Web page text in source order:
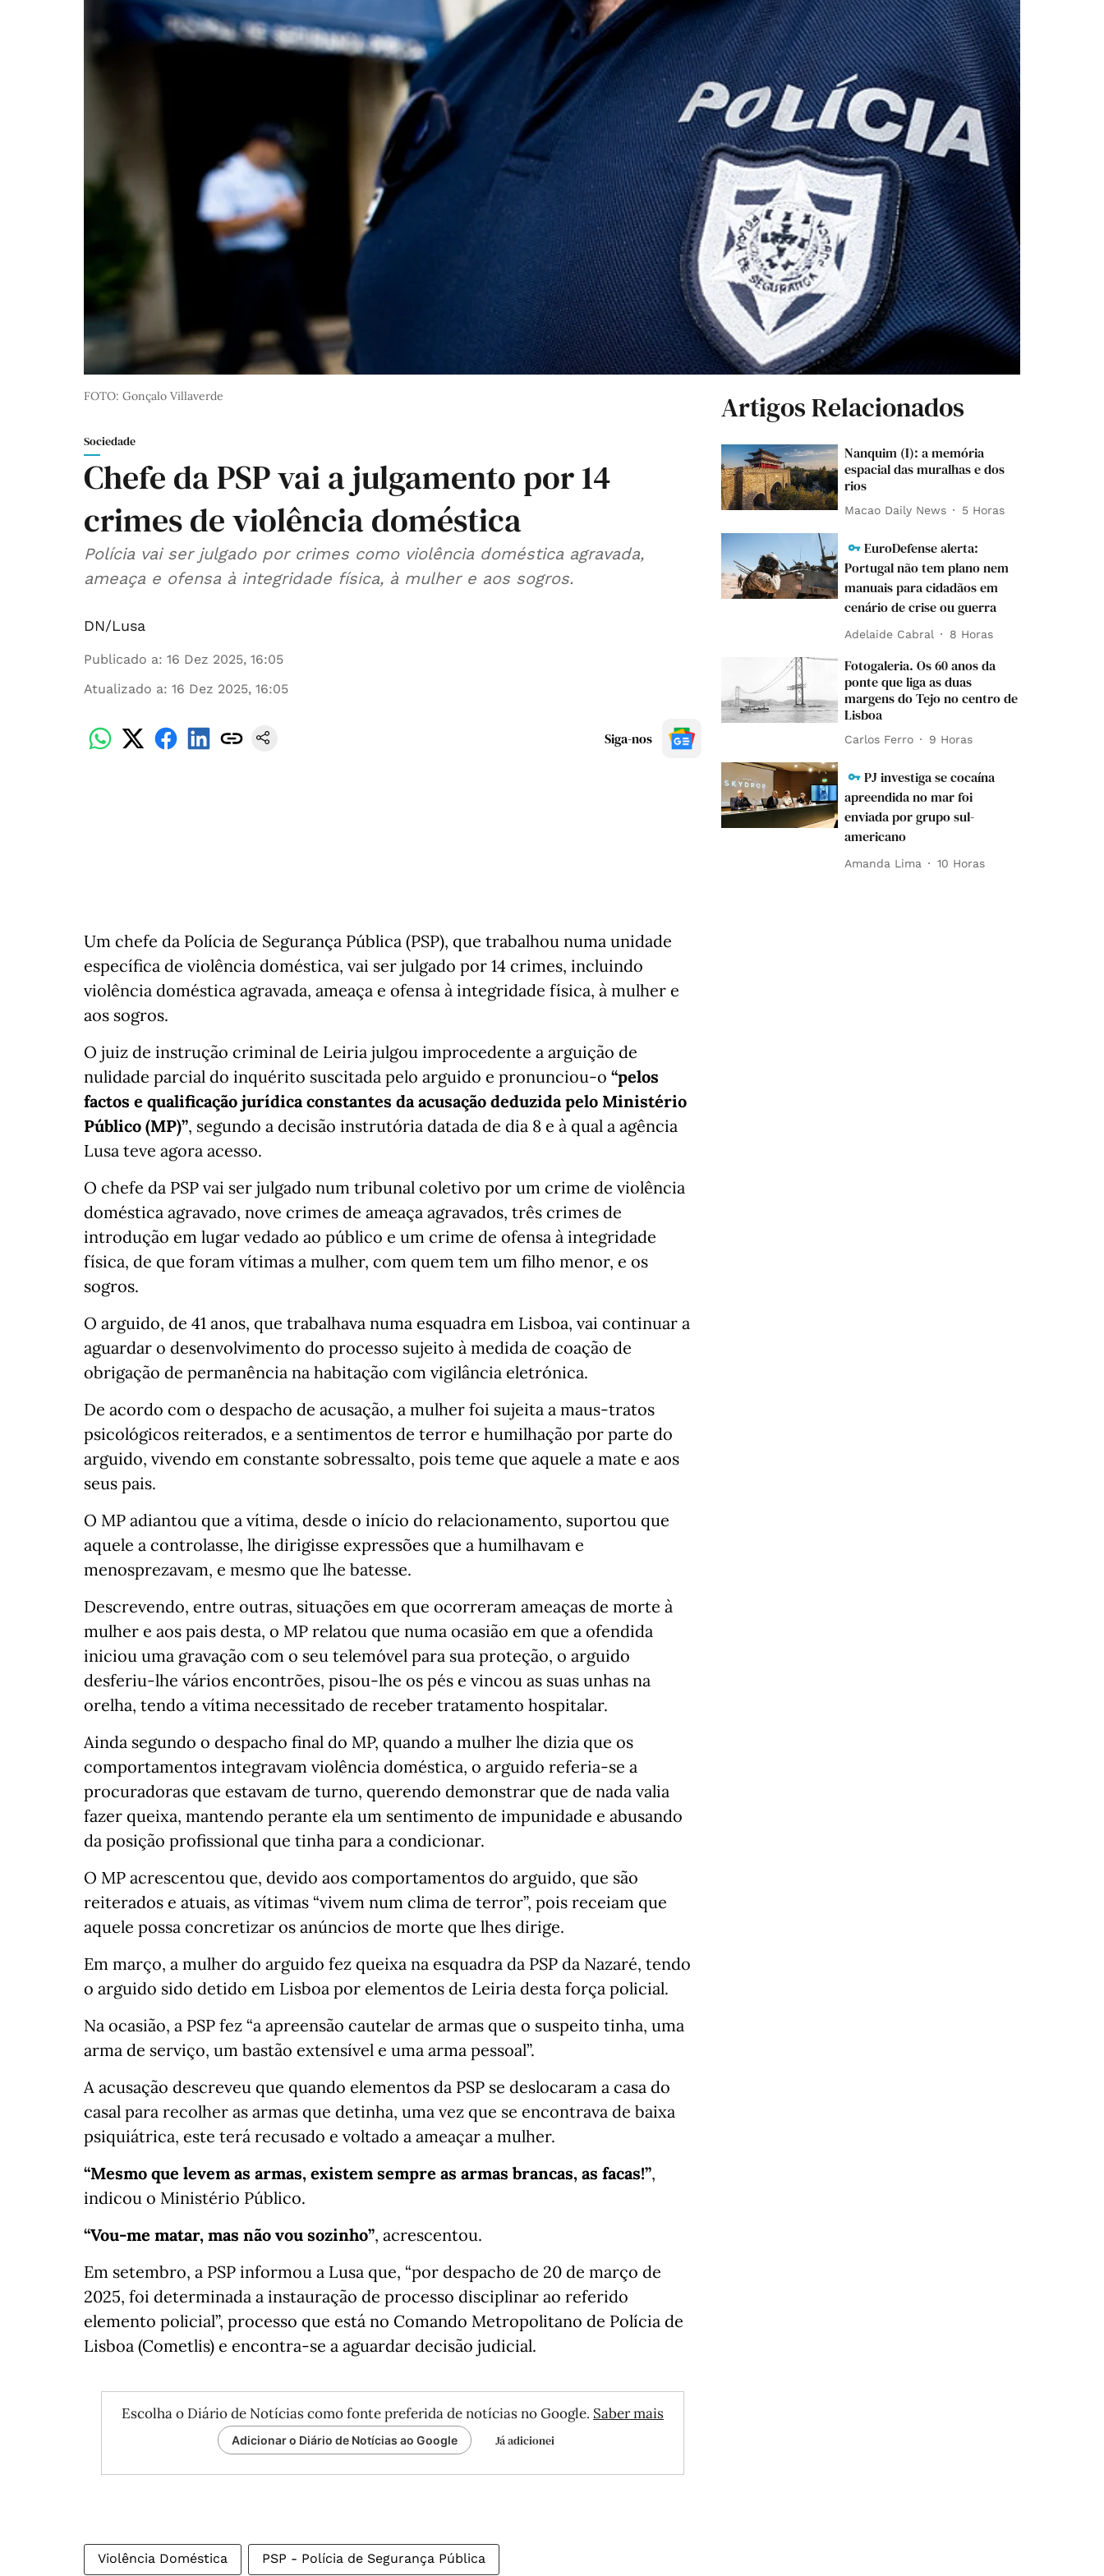
FOTO: Gonçalo Villaverde
Sociedade
Chefe da PSP vai a julgamento por 14
crimes de violência doméstica
Polícia vai ser julgado por crimes como violência doméstica agravada,
ameaça e ofensa à integridade física, à mulher e aos sogros.
DN/Lusa
Publicado a: 16 Dez 2025, 16:05
Atualizado a: 16 Dez 2025, 16:05
Siga-nos
Um chefe da Polícia de Segurança Pública (PSP), que trabalhou numa unidade
específica de violência doméstica, vai ser julgado por 14 crimes, incluindo
violência doméstica agravada, ameaça e ofensa à integridade física, à mulher e
aos sogros.
O juiz de instrução criminal de Leiria julgou improcedente a arguição de
nulidade parcial do inquérito suscitada pelo arguido e pronunciou-o “pelos
factos e qualificação jurídica constantes da acusação deduzida pelo Ministério
Público (MP)”, segundo a decisão instrutória datada de dia 8 e à qual a agência
Lusa teve agora acesso.
O chefe da PSP vai ser julgado num tribunal coletivo por um crime de violência
doméstica agravado, nove crimes de ameaça agravados, três crimes de
introdução em lugar vedado ao público e um crime de ofensa à integridade
física, de que foram vítimas a mulher, com quem tem um filho menor, e os
sogros.
O arguido, de 41 anos, que trabalhava numa esquadra em Lisboa, vai continuar a
aguardar o desenvolvimento do processo sujeito à medida de coação de
obrigação de permanência na habitação com vigilância eletrónica.
De acordo com o despacho de acusação, a mulher foi sujeita a maus-tratos
psicológicos reiterados, e a sentimentos de terror e humilhação por parte do
arguido, vivendo em constante sobressalto, pois teme que aquele a mate e aos
seus pais.
O MP adiantou que a vítima, desde o início do relacionamento, suportou que
aquele a controlasse, lhe dirigisse expressões que a humilhavam e
menosprezavam, e mesmo que lhe batesse.
Descrevendo, entre outras, situações em que ocorreram ameaças de morte à
mulher e aos pais desta, o MP relatou que numa ocasião em que a ofendida
iniciou uma gravação com o seu telemóvel para sua proteção, o arguido
desferiu-lhe vários encontrões, pisou-lhe os pés e vincou as suas unhas na
orelha, tendo a vítima necessitado de receber tratamento hospitalar.
Ainda segundo o despacho final do MP, quando a mulher lhe dizia que os
comportamentos integravam violência doméstica, o arguido referia-se a
procuradoras que estavam de turno, querendo demonstrar que de nada valia
fazer queixa, mantendo perante ela um sentimento de impunidade e abusando
da posição profissional que tinha para a condicionar.
O MP acrescentou que, devido aos comportamentos do arguido, que são
reiterados e atuais, as vítimas “vivem num clima de terror”, pois receiam que
aquele possa concretizar os anúncios de morte que lhes dirige.
Em março, a mulher do arguido fez queixa na esquadra da PSP da Nazaré, tendo
o arguido sido detido em Lisboa por elementos de Leiria desta força policial.
Na ocasião, a PSP fez “a apreensão cautelar de armas que o suspeito tinha, uma
arma de serviço, um bastão extensível e uma arma pessoal”.
A acusação descreveu que quando elementos da PSP se deslocaram a casa do
casal para recolher as armas que detinha, uma vez que se encontrava de baixa
psiquiátrica, este terá recusado e voltado a ameaçar a mulher.
“Mesmo que levem as armas, existem sempre as armas brancas, as facas!”,
indicou o Ministério Público.
“Vou-me matar, mas não vou sozinho”, acrescentou.
Em setembro, a PSP informou a Lusa que, “por despacho de 20 de março de
2025, foi determinada a instauração de processo disciplinar ao referido
elemento policial”, processo que está no Comando Metropolitano de Polícia de
Lisboa (Cometlis) e encontra-se a aguardar decisão judicial.
Escolha o Diário de Notícias como fonte preferida de notícias no Google. Saber mais
Adicionar o Diário de Notícias ao Google Já adicionei
Violência Doméstica PSP - Polícia de Segurança Pública
Artigos Relacionados
Nanquim (I): a memória
espacial das muralhas e dos
rios
Macao Daily News 5 Horas
EuroDefense alerta:
Portugal não tem plano nem
manuais para cidadãos em
cenário de crise ou guerra
Adelaide Cabral 8 Horas
Fotogaleria. Os 60 anos da
ponte que liga as duas
margens do Tejo no centro de
Lisboa
Carlos Ferro 9 Horas
PJ investiga se cocaína
apreendida no mar foi
enviada por grupo sul-
americano
Amanda Lima 10 Horas